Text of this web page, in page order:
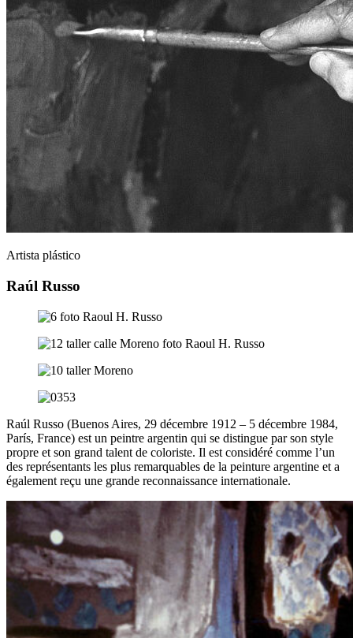
Artista plástico
Raúl Russo
Raúl Russo (Buenos Aires, 29 décembre 1912 – 5 décembre 1984,
París, France) est un peintre argentin qui se distingue par son style
propre et son grand talent de coloriste. Il est considéré comme l’un
des représentants les plus remarquables de la peinture argentine et a
également reçu une grande reconnaissance internationale.